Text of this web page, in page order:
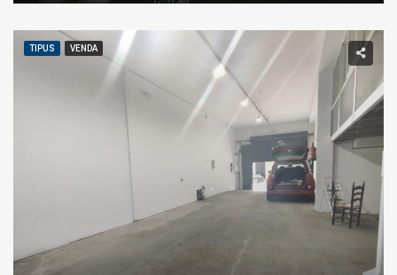
TIPUS VENDA